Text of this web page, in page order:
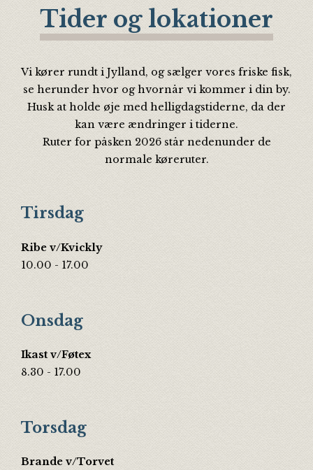
Tider og lokationer
Vi kører rundt i Jylland, og sælger vores friske fisk,
se herunder hvor og hvornår vi kommer i din by.
Husk at holde øje med helligdagstiderne, da der
kan være ændringer i tiderne.
Ruter for påsken 2026 står nedenunder de
normale køreruter.
Tirsdag
Ribe v/Kvickly
10.00 - 17.00
Onsdag
Ikast v/Føtex
8.30 - 17.00
Torsdag
Brande v/Torvet